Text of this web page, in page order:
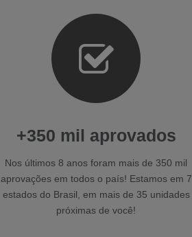
+350 mil aprovados
Nos últimos 8 anos foram mais de 350 mil
aprovações em todos o país! Estamos em 7
estados do Brasil, em mais de 35 unidades
próximas de você!